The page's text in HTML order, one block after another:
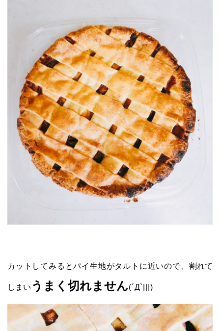
カットしてみるとパイ生地がタルトに近いので、 割れて
しまい うまく切れません(´Д`|||)